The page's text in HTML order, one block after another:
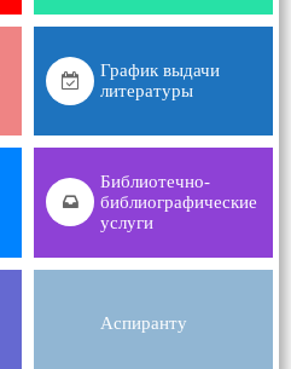
График выдачи
литературы
Библиотечно-
библиографические
услуги
Аспиранту